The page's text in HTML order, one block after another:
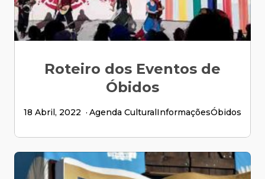
Roteiro dos Eventos de
Óbidos
18 Abril, 2022 Agenda CulturalInformaçõesÓbidos